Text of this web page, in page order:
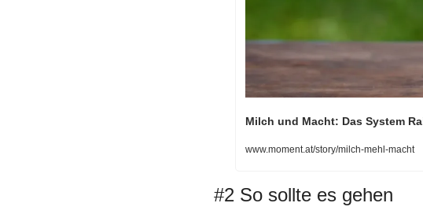
Milch und Macht: Das System
www.moment.at/story/milch-mehl-macht
#2 So sollte es gehen